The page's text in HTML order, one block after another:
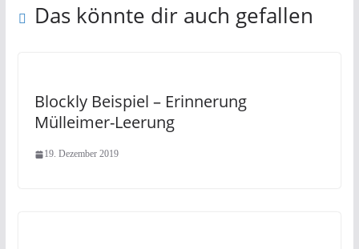
Das könnte dir auch gefallen
Blockly Beispiel – Erinnerung
Mülleimer-Leerung
19. Dezember 2019